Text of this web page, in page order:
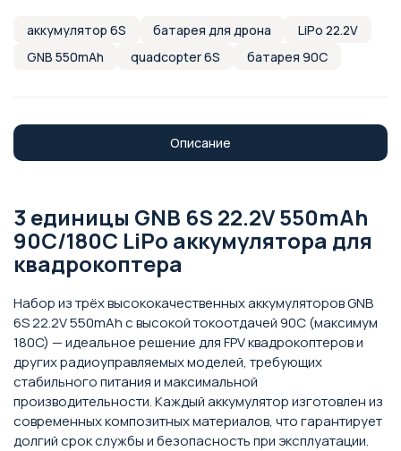
аккумулятор 6S батарея для дрона
LiPo 22.2V
GNB 550mAh
quadcopter 6S батарея 90C
Описание
3 единицы GNB 6S 22.2V 550mAh
90C/180C LiPo аккумулятора для
квадрокоптера
Набор из трёх высококачественных аккумуляторов GNB
6S 22.2V 550mAh с высокой токоотдачей 90C (максимум
180C) — идеальное решение для FPV квадрокоптеров и
других радиоуправляемых моделей, требующих
стабильного питания и максимальной
производительности. Каждый аккумулятор изготовлен из
современных композитных материалов, что гарантирует
долгий срок службы и безопасность при эксплуатации.